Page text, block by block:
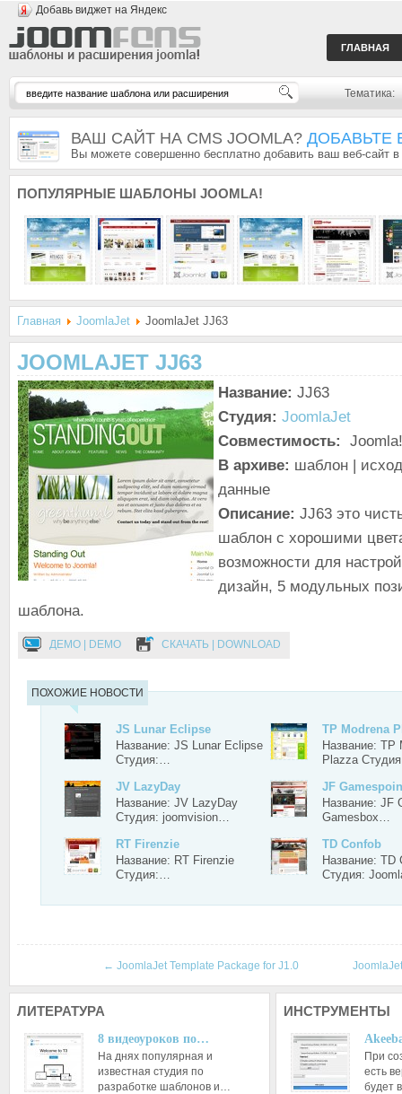
Добавь виджет на Яндекс
ГЛАВНАЯ
Тематика:
ВАШ САЙТ НА CMS JOOMLA? ДОБАВЬТЕ
Вы можете совершенно бесплатно добавить ваш веб-сайт
ПОПУЛЯРНЫЕ ШАБЛОНЫ JOOMLA!
Главная JoomlaJet JoomlaJet JJ63
JOOMLAJET JJ63
Название: JJ63
Студия: JoomlaJet
Совместимость:
В архиве: шаблон |
данные
Описание: JJ63 это
шаблон с хорошими
возможности для
дизайн, 5 модульных
шаблона.
ДЕМО | DEMO СКАЧАТЬ | DOWNLOAD
ПОХОЖИЕ НОВОСТИ
JS Lunar Eclipse
Название: JS Lunar Eclipse
Студия:…
TP Modrena
Название: TP
Plazza
JV LazyDay
Название: JV LazyDay
Студия: joomvision…
JF
Название: JF
Gamesbox…
RT Firenzie
Название: RT Firenzie
Студия:…
TD Confob
Название: TD
Студия:
← JoomlaJet Template Package for J1.0
ЛИТЕРАТУРА
8 видеоуроков по…
На днях популярная и
известная студия по
разработке шаблонов и…
ИНСТРУМЕНТЫ
При
есть
будет